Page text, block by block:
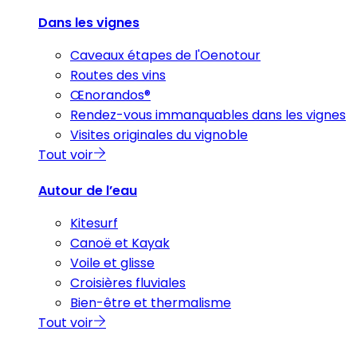
Dans les vignes
Caveaux étapes de l'Oenotour
Routes des vins
Œnorandos®
Rendez-vous immanquables dans les vignes
Visites originales du vignoble
Tout voir
Autour de l’eau
Kitesurf
Canoë et Kayak
Voile et glisse
Croisières fluviales
Bien-être et thermalisme
Tout voir